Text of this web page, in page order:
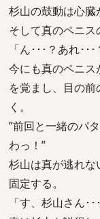
杉山の鼓動は心臓
そして真のペニス
「ん･･･？あれ･･
今にも真のペニス
を覚まし、目の
く。
”前回と一緒のパ
わっ！”
杉山は真が逃れ
固定する。
「す、杉山さん･